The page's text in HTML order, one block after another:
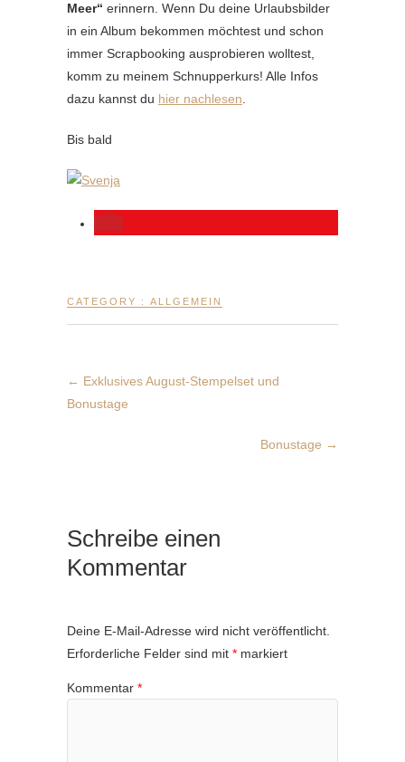
Meer“ erinnern. Wenn Du deine Urlaubsbilder
in ein Album bekommen möchtest und schon
immer Scrapbooking ausprobieren wolltest,
komm zu meinem Schnupperkurs! Alle Infos
dazu kannst du hier nachlesen
Bis bald
CATEGORY : ALLGEMEIN
← Exklusives August-Stempelset und
Bonustage
Bonustage →
Schreibe einen
Kommentar
Deine E-Mail-Adresse wird nicht veröffentlicht.
Erforderliche Felder sind mit * markiert
Kommentar *